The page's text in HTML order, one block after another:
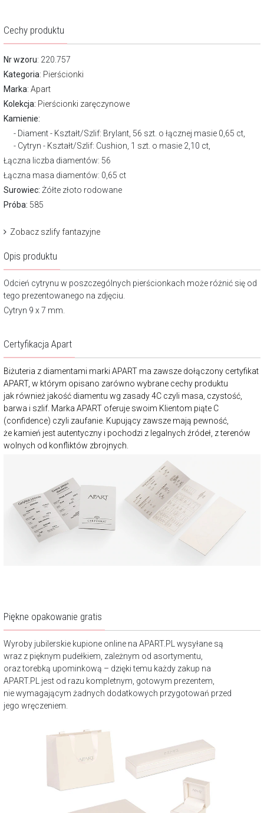
Cechy produktu
Nr wzoru: 220.757
Kategoria: Pierścionki
Marka: Apart
Kolekcja: Pierścionki zaręczynowe
Kamienie:
Diament - Kształt/Szlif: Brylant, 56 szt. o łącznej masie 0,65 ct,
Cytryn - Kształt/Szlif: Cushion, 1 szt. o masie 2,10 ct,
Łączna liczba diamentów: 56
Łączna masa diamentów: 0,65 ct
Surowiec: Żółte złoto rodowane
Próba: 585
Zobacz szlify fantazyjne
Opis produktu
Odcień cytrynu w poszczególnych pierścionkach może różnić się od
tego prezentowanego na zdjęciu.
Cytryn 9 x 7 mm.
Certyfikacja Apart
Biżuteria z diamentami marki APART ma zawsze dołączony certyfikat
APART, w którym opisano zarówno wybrane cechy produktu
jak również jakość diamentu wg zasady 4C czyli masa, czystość,
barwa i szlif. Marka APART oferuje swoim Klientom piąte C
(confidence) czyli zaufanie. Kupujący zawsze mają pewność,
że kamień jest autentyczny i pochodzi z legalnych źródeł, z terenów
wolnych od konfliktów zbrojnych.
Piękne opakowanie gratis
Wyroby jubilerskie kupione online na APART.PL wysyłane są
wraz z pięknym pudełkiem, zależnym od asortymentu,
oraz torebką upominkową – dzięki temu każdy zakup na
APART.PL jest od razu kompletnym, gotowym prezentem,
nie wymagającym żadnych dodatkowych przygotowań przed
jego wręczeniem.